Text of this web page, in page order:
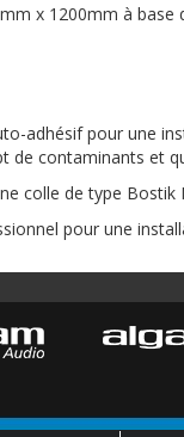
x 1200mm à
adhésif pour une
de contaminants et
colle de type Bostik
pour une